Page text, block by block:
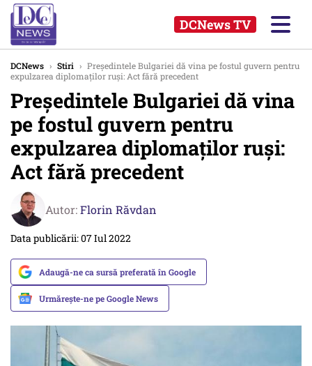
DCNews TV
DCNews › Stiri › Preşedintele Bulgariei dă vina pe fostul guvern pentru
expulzarea diplomaţilor ruşi: Act fără precedent
Preşedintele Bulgariei dă vina
pe fostul guvern pentru
expulzarea diplomaţilor ruşi:
Act fără precedent
Autor:Florin Răvdan
Data publicării: 07 Iul 2022
Adaugă-ne ca sursă preferată în Google
Urmărește-ne pe Google News